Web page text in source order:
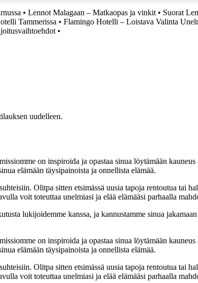
• Lennot Malagaan – Matkaopas ja vinkit • Suorat
Tammerissa • Flamingo Hotelli – Loistava Valinta
•
uudelleen.
on inspiroida ja opastaa sinua löytämään
elämään täysipainoista ja onnellista elämää.
Olitpa sitten etsimässä uusia tapoja rentoutua tai
voit toteuttaa unelmiasi ja elää elämääsi parhaalla
lukijoidemme kanssa, ja kannustamme sinua
on inspiroida ja opastaa sinua löytämään
elämään täysipainoista ja onnellista elämää.
Olitpa sitten etsimässä uusia tapoja rentoutua tai
voit toteuttaa unelmiasi ja elää elämääsi parhaalla